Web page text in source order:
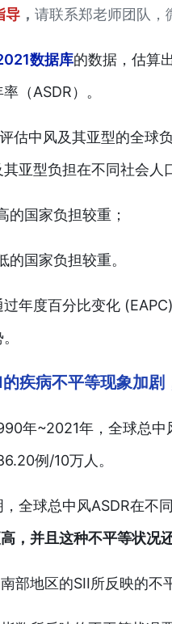
导 ， 请联系郑老师团队，
数据库的数据，估算
（ASDR）。
估中风及其亚型的全球
亚型负担在不同社会人
的国家负担较重；
的国家负担较重。
年度百分比变化
疾病不平等现象加
年~2021年，全球总
例/10万人。
全球总中风ASDR在不
，并且这种不平等状况
部地区的SII所反映的不